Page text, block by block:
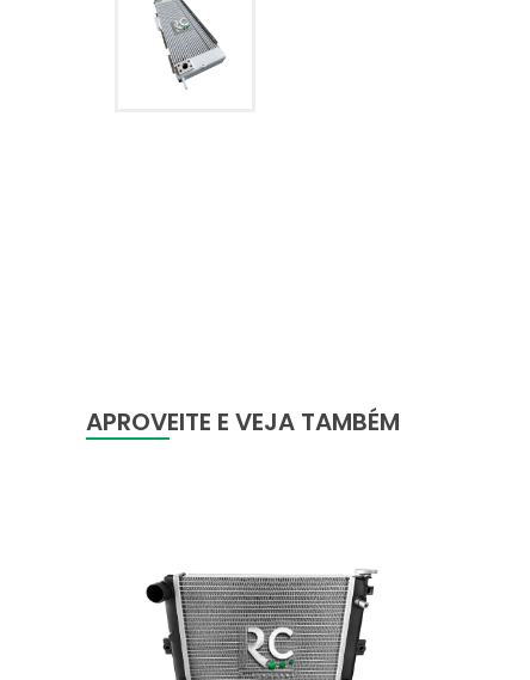
APROVEITE E VEJA TAMBÉM